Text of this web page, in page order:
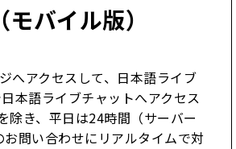
バイル版）
へアクセスして、日本語ライブ
本語ライブチャットへアクセス
除き、平日は24時間（サーバー
問い合わせにリアルタイムで対